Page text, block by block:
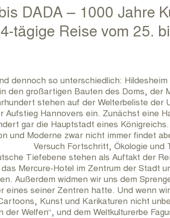
DADA – 1000 Jahre
4-tägige Reise vom 25.
dennoch so unterschiedlich:
den großartigen Bauten des Doms,
stehen auf der Welterbeliste
Hannovers ein. Zunächst eine
gar die Hauptstadt eines
und Moderne zwar nicht immer findet
Versuch Fortschritt, Ökologie und
Tiefebene stehen als Auftakt der
Mercure-Hotel im Zentrum der Stadt
Außerdem widmen wir uns dem
eines seiner Zentren hatte. Und wenn
Kunst und Karikaturen nicht
der Welfen“, und dem Weltkulturerbe